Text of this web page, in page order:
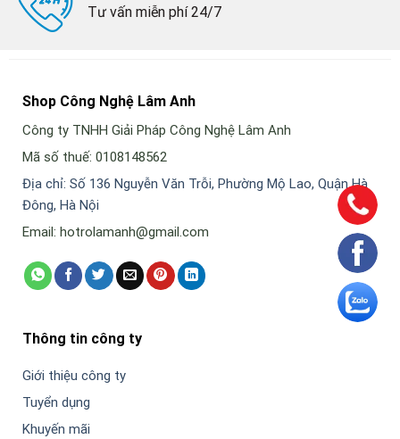
Tư vấn miễn phí 24/7
Shop Công Nghệ Lâm Anh
Công ty TNHH Giải Pháp Công Nghệ Lâm Anh
Mã số thuế: 0108148562
Địa chỉ: Số 136 Nguyễn Văn Trỗi, Phường Mộ Lao, Quận Hà
Đông, Hà Nội
Email: hotrolamanh@gmail.com
Thông tin công ty
Giới thiệu công ty
Tuyển dụng
Khuyến mãi